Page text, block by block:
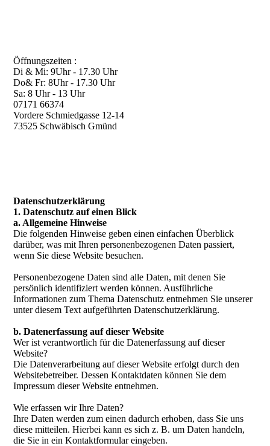
Öffnungszeiten :
Di & Mi: 9Uhr - 17.30 Uhr
Do& Fr: 8Uhr - 17.30 Uhr
Sa: 8 Uhr - 13 Uhr
07171 66374
Vordere Schmiedgasse 12-14
73525 Schwäbisch Gmünd
Datenschutzerklärung
1. Datenschutz auf einen Blick
a. Allgemeine Hinweise
Die folgenden Hinweise geben einen einfachen Überblick
darüber, was mit Ihren personenbezogenen Daten passiert,
wenn Sie diese Website besuchen.
Personenbezogene Daten sind alle Daten, mit denen Sie
persönlich identifiziert werden können. Ausführliche
Informationen zum Thema Datenschutz entnehmen Sie unserer
unter diesem Text aufgeführten Datenschutzerklärung.
b. Datenerfassung auf dieser Website
Wer ist verantwortlich für die Datenerfassung auf dieser
Website?
Die Datenverarbeitung auf dieser Website erfolgt durch den
Websitebetreiber. Dessen Kontaktdaten können Sie dem
Impressum dieser Website entnehmen.
Wie erfassen wir Ihre Daten?
Ihre Daten werden zum einen dadurch erhoben, dass Sie uns
diese mitteilen. Hierbei kann es sich z. B. um Daten handeln,
die Sie in ein Kontaktformular eingeben.